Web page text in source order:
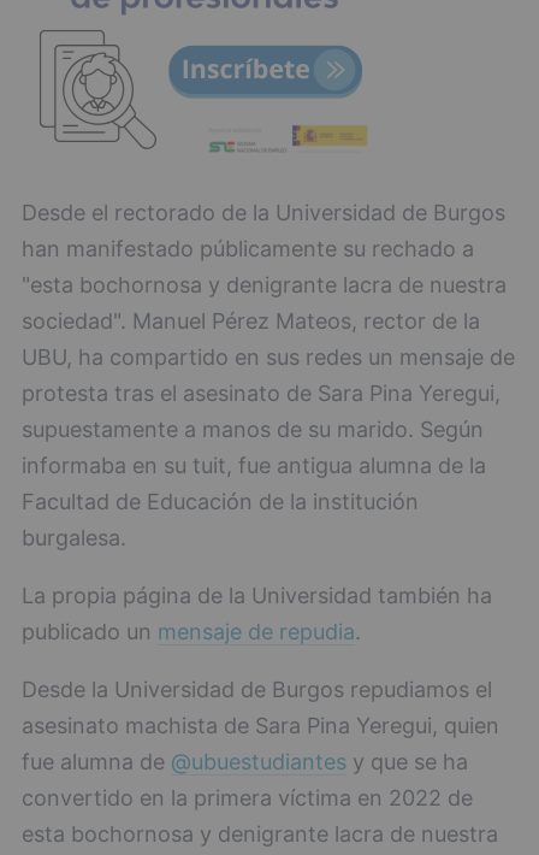
Desde el rectorado de la Universidad de Burgos
han manifestado públicamente su rechado a
"esta bochornosa y denigrante lacra de nuestra
sociedad". Manuel Pérez Mateos, rector de la
UBU, ha compartido en sus redes un mensaje de
protesta tras el asesinato de Sara Pina Yeregui,
supuestamente a manos de su marido. Según
informaba en su tuit, fue antigua alumna de la
Facultad de Educación de la institución
burgalesa.
La propia página de la Universidad también ha
publicado un mensaje de repudia.
Desde la Universidad de Burgos repudiamos el
asesinato machista de Sara Pina Yeregui, quien
fue alumna de @ubuestudiantes y que se ha
convertido en la primera víctima en 2022 de
esta bochornosa y denigrante lacra de nuestra